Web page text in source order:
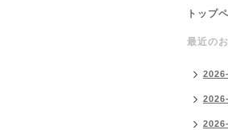
トップ
最近の